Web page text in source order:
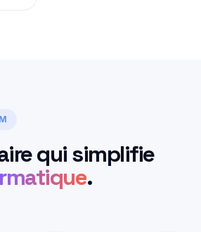
qui simplifie
.